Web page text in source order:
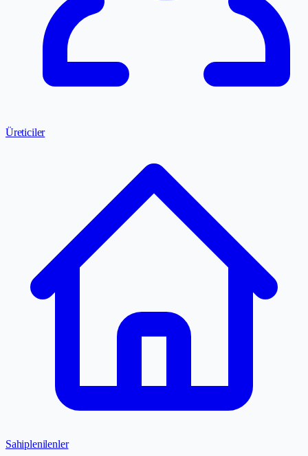
Üreticiler
Sahiplenilenler